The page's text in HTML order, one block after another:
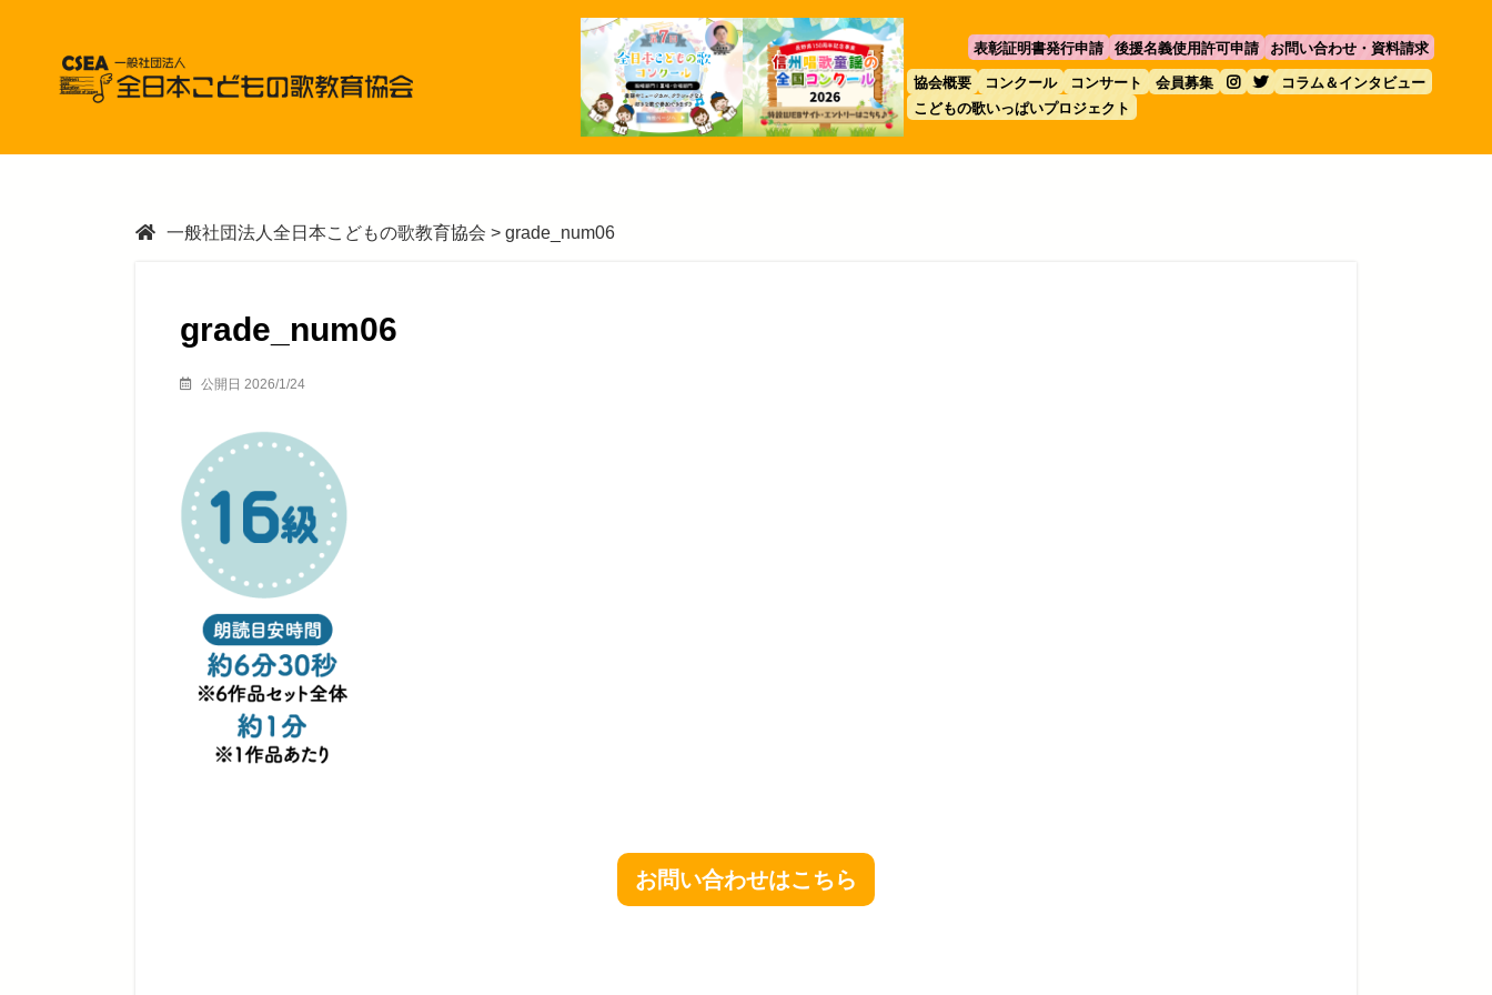
お問い合わせ・資料請求
後援名義使用許可申請
表彰証明書発行申請
協会概要 コンクール コンサート 会員募集
コラム＆インタビュー
こどもの歌いっぱいプロジェクト
一般社団法人全日本こどもの歌教育協会 > grade_num06
grade_num06
公開日 2026/1/24
お問い合わせはこちら